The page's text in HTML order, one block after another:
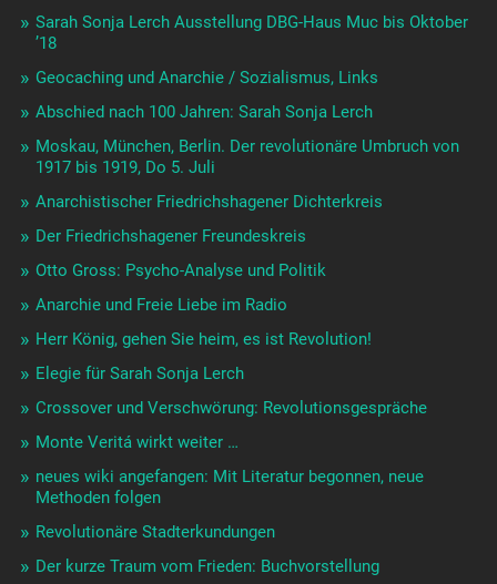
Sarah Sonja Lerch Ausstellung DBG-Haus Muc bis Oktober
’18
Geocaching und Anarchie / Sozialismus, Links
Abschied nach 100 Jahren: Sarah Sonja Lerch
Moskau, München, Berlin. Der revolutionäre Umbruch von
1917 bis 1919, Do 5. Juli
Anarchistischer Friedrichshagener Dichterkreis
Der Friedrichshagener Freundeskreis
Otto Gross: Psycho-Analyse und Politik
Anarchie und Freie Liebe im Radio
Herr König, gehen Sie heim, es ist Revolution!
Elegie für Sarah Sonja Lerch
Crossover und Verschwörung: Revolutionsgespräche
Monte Veritá wirkt weiter …
neues wiki angefangen: Mit Literatur begonnen, neue
Methoden folgen
Revolutionäre Stadterkundungen
Der kurze Traum vom Frieden: Buchvorstellung